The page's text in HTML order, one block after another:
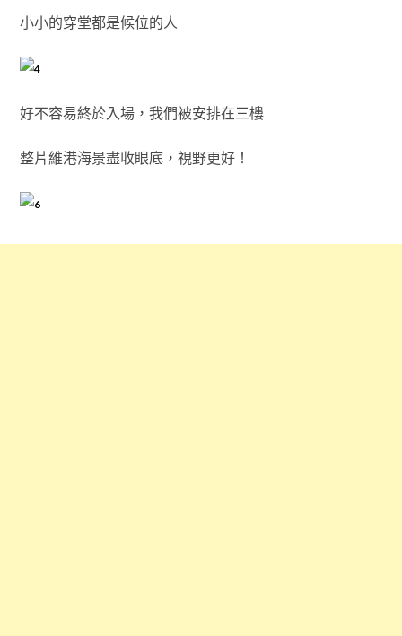
小小的穿堂都是候位的人
好不容易終於入場，我們被安排在三樓
整片維港海景盡收眼底，視野更好！